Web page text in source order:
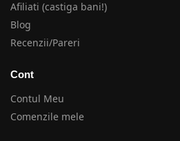
Afiliati (castiga bani!)
Blog
Recenzii/Pareri
Cont
Contul Meu
Comenzile mele